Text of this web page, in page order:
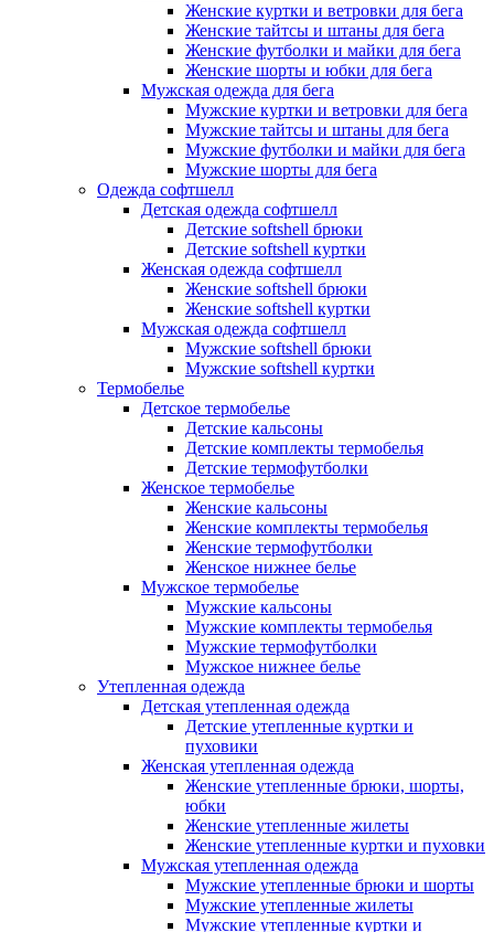
Женские куртки и ветровки для бега
Женские тайтсы и штаны для бега
Женские футболки и майки для бега
Женские шорты и юбки для бега
Мужская одежда для бега
Мужские куртки и ветровки для бега
Мужские тайтсы и штаны для бега
Мужские футболки и майки для бега
Мужские шорты для бега
Одежда софтшелл
Детская одежда софтшелл
Детские softshell брюки
Детские softshell куртки
Женская одежда софтшелл
Женские softshell брюки
Женские softshell куртки
Мужская одежда софтшелл
Мужские softshell брюки
Мужские softshell куртки
Термобелье
Детское термобелье
Детские кальсоны
Детские комплекты термобелья
Детские термофутболки
Женское термобелье
Женские кальсоны
Женские комплекты термобелья
Женские термофутболки
Женское нижнее белье
Мужское термобелье
Мужские кальсоны
Мужские комплекты термобелья
Мужские термофутболки
Мужское нижнее белье
Утепленная одежда
Детская утепленная одежда
Детские утепленные куртки и
пуховики
Женская утепленная одежда
Женские утепленные брюки, шорты,
юбки
Женские утепленные жилеты
Женские утепленные куртки и пуховки
Мужская утепленная одежда
Мужские утепленные брюки и шорты
Мужские утепленные жилеты
Мужские утепленные куртки и